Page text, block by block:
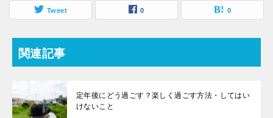
Tweet 0 0
関連記事
定年後にどう過ごす？楽しく過ごす方法・してはい
けないこと